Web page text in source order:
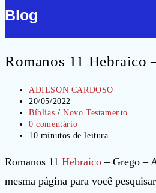
site
Blog
Romanos 11 Hebraico
Autor
do
post:
ADILSON CARDOSO
Post
publicado:
20/05/2022
Categoria
do
post:
Bíblias / Novo Testamento
Comentários
do
0 comentário
Tempo
leitura:
10 minutos de leitura
Romanos 11 Hebraico – Grego –
mesma página para você